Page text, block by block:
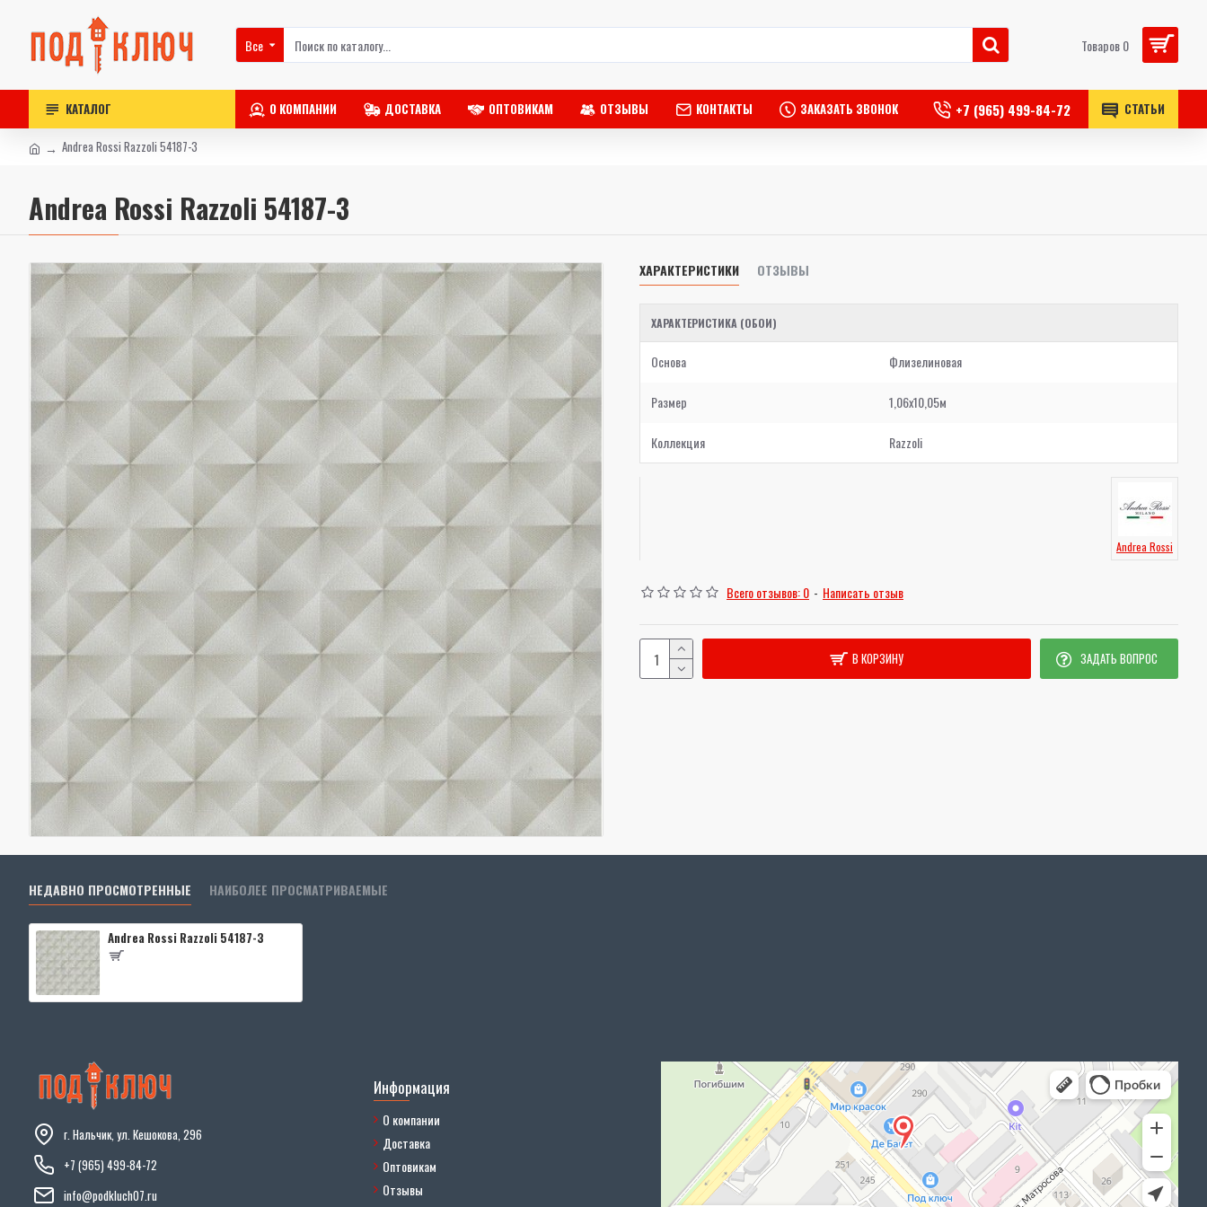
Все Товаров 0
КАТАЛОГ О КОМПАНИИ ДОСТАВКА ОПТОВИКАМ ОТЗЫВЫ КОНТАКТЫ ЗАКАЗАТЬ ЗВОНОК +7 (965) 499-84-72 СТАТЬИ
Andrea Rossi Razzoli 54187-3
Andrea Rossi Razzoli 54187-3
ХАРАКТЕРИСТИКИ ОТЗЫВЫ
ХАРАКТЕРИСТИКА (ОБОИ)
Основа Флизелиновая
Размер 1,06x10,05м
Коллекция Razzoli
Andrea Rossi
Всего отзывов: 0 - Написать отзыв
В КОРЗИНУ ЗАДАТЬ ВОПРОС
НЕДАВНО ПРОСМОТРЕННЫЕ НАИБОЛЕЕ ПРОСМАТРИВАЕМЫЕ
Andrea Rossi Razzoli 54187-3
г. Нальчик, ул. Кешокова, 296
+7 (965) 499-84-72
info@podkluch07.ru
Информация
О компании
Доставка
Оптовикам
Отзывы